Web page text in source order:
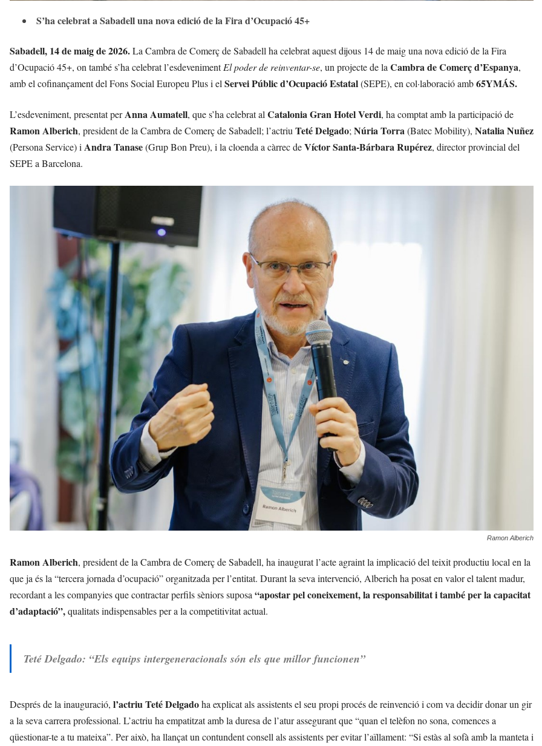
S’ha celebrat a Sabadell una nova edició de la Fira d’Ocupació 45+
Sabadell, 14 de maig de 2026.La Cambra de Comerç de Sabadell ha celebrat aquest dijous 14 de maig una nova edició de la Fira
d’Ocupació 45+, on també s’ha celebrat l’esdevenimentEl poder de reinventar-se, un projecte de la Cambra de Comerç d’Espanya,
amb el cofinançament del Fons Social Europeu Plus i el Servei Públic d’Ocupació Estatal(SEPE), en col·laboració amb65YMÁS.
L’esdeveniment, presentat perAnna Aumatell, que s’ha celebrat al Catalonia Gran Hotel Verdi, ha comptat amb la participació de
Ramon Alberich, president de la Cambra de Comerç de Sabadell; l’actriu Teté Delgado; Núria Torra(Batec Mobility), Natalia Nuñez
(Persona Service) i Andra Tanase(Grup Bon Preu), i la cloenda a càrrec deVíctor Santa-Bárbara Rupérez, director provincial del
SEPE a Barcelona.
Ramon Alberich
Ramon Alberich, president de la Cambra de Comerç de Sabadell, ha inaugurat l’acte agraint la implicació del teixit productiu local en la
que ja és la “tercera jornada d’ocupació” organitzada per l’entitat. Durant la seva intervenció, Alberich ha posat en valor el talent madur,
recordant a les companyies que contractar perfils sèniors suposa“apostar pel coneixement, la responsabilitat i també per la capacitat
d’adaptació”,qualitats indispensables per a la competitivitat actual.
Teté Delgado: “Els equips intergeneracionals són els que millor funcionen”
Després de la inauguració, l’actriu Teté Delgadoha explicat als assistents el seu propi procés de reinvenció i com va decidir donar un gir
a la seva carrera professional. L’actriu ha empatitzat amb la duresa de l’atur assegurant que “quan el telèfon no sona, comences a
qüestionar-te a tu mateixa”. Per això, ha llançat un contundent consell als assistents per evitar l’aïllament: “Si estàs al sofà amb la manteta i